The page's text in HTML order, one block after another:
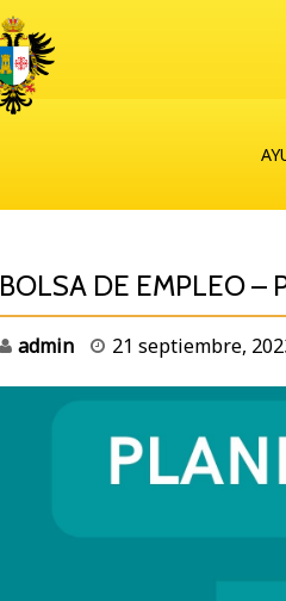
BOLSA DE EMPLEO –
admin 21 septiembre,